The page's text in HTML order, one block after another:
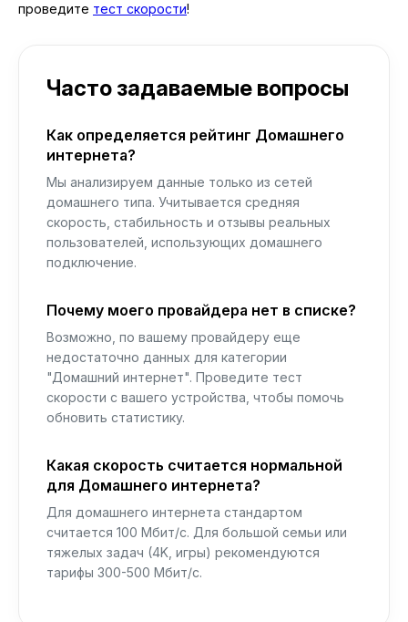
проведите тест скорости!
Часто задаваемые вопросы
Как определяется рейтинг Домашнего
интернета?
Мы анализируем данные только из сетей
домашнего типа. Учитывается средняя
скорость, стабильность и отзывы реальных
пользователей, использующих домашнего
подключение.
Почему моего провайдера нет в списке?
Возможно, по вашему провайдеру еще
недостаточно данных для категории
"Домашний интернет". Проведите тест
скорости с вашего устройства, чтобы помочь
обновить статистику.
Какая скорость считается нормальной
для Домашнего интернета?
Для домашнего интернета стандартом
считается 100 Мбит/с. Для большой семьи или
тяжелых задач (4K, игры) рекомендуются
тарифы 300-500 Мбит/с.